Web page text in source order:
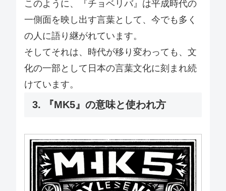
このように、『チョベリバ』は平成時代の
一側面を映し出す言葉として、今でも多く
の人に語り継がれています。
そしてそれは、時代が移り変わっても、文
化の一部として日本の言葉文化に刻まれ続
けています。
3. 『MK5』の意味と使われ方